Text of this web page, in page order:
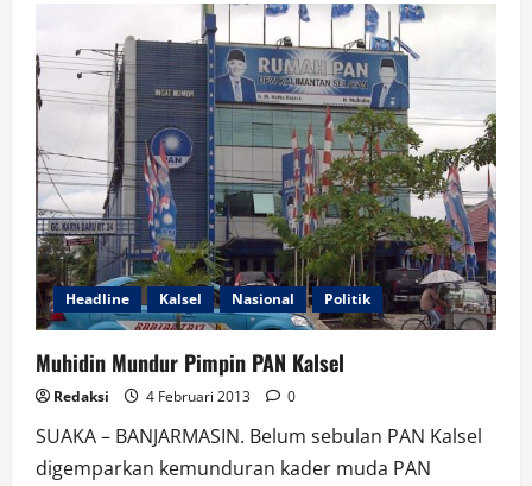
Terjaring
Polantas,
Rp
300
Ribu
Langsung
Bawa
Pulang
Headline Kalsel Nasional Politik
Muhidin Mundur Pimpin PAN Kalsel
Redaksi 4 Februari 2013 0
SUAKA – BANJARMASIN. Belum sebulan PAN Kalsel
digemparkan kemunduran kader muda PAN